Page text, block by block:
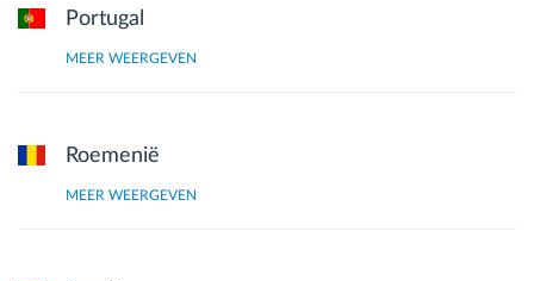
Portugal
MEER WEERGEVEN
Roemenië
MEER WEERGEVEN